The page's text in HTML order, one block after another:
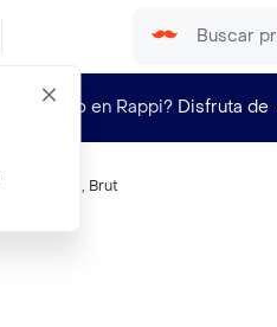
¿Nuevo en Rappi? Disfruta de
, Brut